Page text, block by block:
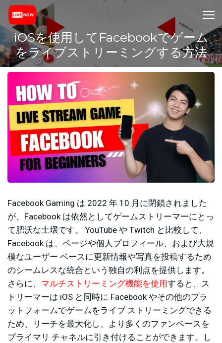
iOSを使用してFacebookでゲーム
をライブストリーミングする方法
Facebook Gaming は 2022 年 10 月に閉鎖されました
が、Facebook は依然としてゲームストリーマーにとっ
て肥沃な土壌です。 YouTube や Twitch と比較して、
Facebook は、ページや個人プロフィール、および大規
模なユーザー ベースに更新情報や写真を投稿するため
のシームレスな統合という独自の利点を提供します。
さらに、 マルチストリーミング機能を使用すると、ス
トリーマーは iOS と同時に Facebook やその他のプラ
ットフォームでゲームをライブ ストリーミングできる
ため、リーチを最大化し、より多くのファンベースを
プライマリ チャネルに引き付けることができます。し